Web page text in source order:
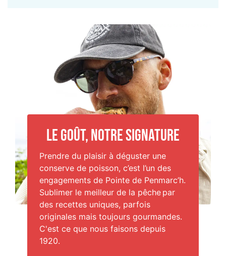
Le goût, notre signature
Prendre du plaisir à déguster une
conserve de poisson, c’est l’un des
engagements de Pointe de Penmarc’h.
Sublimer le meilleur de la pêche par
des recettes uniques, parfois
originales mais toujours gourmandes.
C'est ce que nous faisons depuis
1920.